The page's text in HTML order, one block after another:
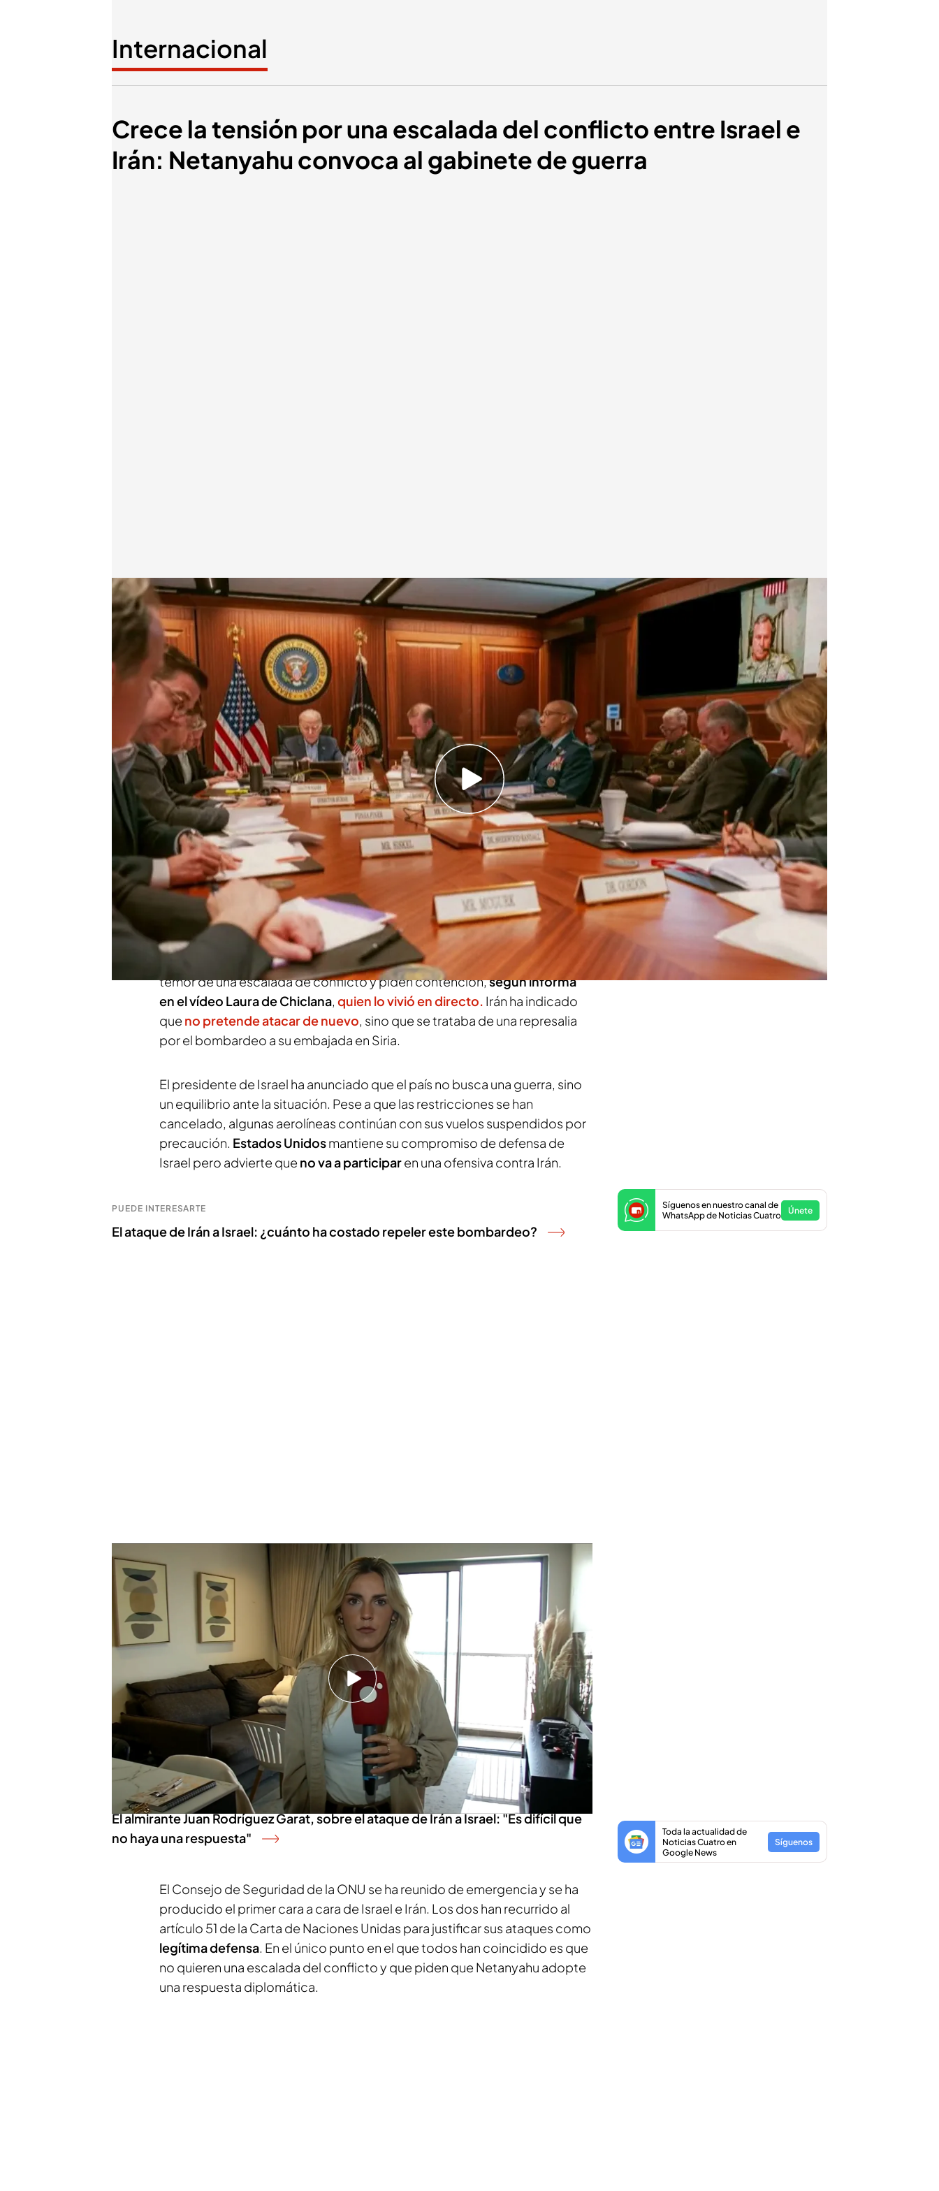
Internacional
Crece la tensión por una escalada del conflicto entre Israel e
Irán: Netanyahu convoca al gabinete de guerra
Crece la tensión por una escalada del conflicto entre Israel e Irán
Redacción digital Noticias Cuatro
15 ABR 2024 - 16:57h.
Estados Unidos advierte que no va a participar en una ofensiva contra
Irán aunque mantiene su apoyo
Irán e Israel recurren al artículo 51 de la Carta de Naciones Unidas para
justificar sus ataques como legítima defensa
El teniente general retirado Francisco Gan, sobre el ataque de Irán:
"Israel, de alguna manera, va a reaccionar"
Compartir
Israel ha levantado parte de sus restricciones que, por seguridad y previo
aviso, adoptó este fin de semana. El primer ministro israelí,Benjamín
Netanyahu
, ha convocado de nuevo algabinete de guerrapara abordar
una respuesta al ataque de Irán. La tensión internacional crece ante el
temor de una escalada de conflicto y piden contención,según informa
en el vídeo Laura de Chiclana, quien lo vivió en directo. Irán ha indicado
que no pretende atacar de nuevo, sino que se trataba de una represalia
por el bombardeo a su embajada en Siria.
El presidente de Israel ha anunciado que el país no busca una guerra, sino
un equilibrio ante la situación. Pese a que las restricciones se han
cancelado, algunas aerolíneas continúan con sus vuelos suspendidos por
precaución. Estados Unidosmantiene su compromiso de defensa de
Israel pero advierte que no va a participaren una ofensiva contra Irán.
PUEDE INTERESARTE
El ataque de Irán a Israel: ¿cuánto ha costado repeler este bombardeo?
Así vivió Laura de Chiclana el ataque de Irán a Israel en directo: "Han sido momentos de mucha tensión"
Israel debate sobre su respuesta al ataque de Irán y EEUU pide
contención
El primer ministro israelí se encuentra reunido con el gabinete de Guerra
de nuevo. La opinión generalizada del Gobierno es que tienen que
responder y hacer que Iránpague su precio.El presidente de Estados
Unidos, Joe Biden, ha recalcado que no quiere una guerra con Irán y ha
insistido en que tendría que ver este ataque como una victoria tras dejar
clara sucapacidad militar
y de defensa. La pregunta que queda en el aire
es cuánto podrá influir en la respuesta de Netanyahu.
PUEDE INTERESARTE
El almirante Juan Rodríguez Garat, sobre el ataque de Irán a Israel: "Es difícil que
no haya una respuesta"
El Consejo de Seguridad de la ONU se ha reunido de emergencia y se ha
producido el primer cara a cara de Israel e Irán. Los dos han recurrido al
artículo 51 de la Carta de Naciones Unidas para justificar sus ataques como
legítima defensa. En el único punto en el que todos han coincidido es que
no quieren una escalada del conflicto y que piden que Netanyahu adopte
una respuesta diplomática.
Síguenos en nuestro canal de
WhatsApp de Noticias Cuatro
Únete
Toda la actualidad de
Noticias Cuatro en
Google News
Síguenos